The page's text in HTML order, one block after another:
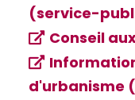
(service-
Conseil
d'urbanisme